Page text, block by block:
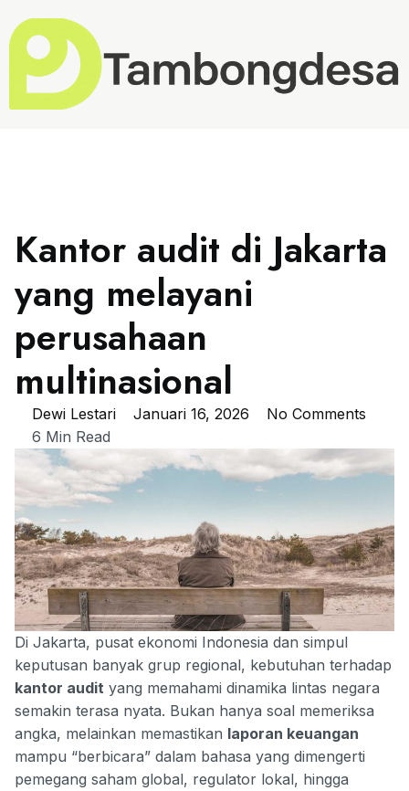
Kantor audit di Jakarta
yang melayani
perusahaan
multinasional
Dewi Lestari Januari 16, 2026
No Comments
6 Min Read
Di Jakarta, pusat ekonomi Indonesia dan simpul
keputusan banyak grup regional, kebutuhan terhadap
kantor audit yang memahami dinamika lintas negara
semakin terasa nyata. Bukan hanya soal memeriksa
angka, melainkan memastikan laporan keuangan
mampu “berbicara” dalam bahasa yang dimengerti
pemegang saham global, regulator lokal, hingga